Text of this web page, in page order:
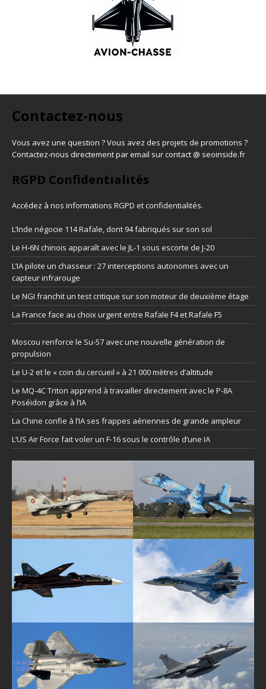
Contactez-nous
Vous avez une question ? Vous avez des projets de promotions ?
Contactez-nous directement par email sur contact @ seoinside.fr
RGPD Confidentialités
Accédez à nos informations RGPD et confidentialités.
L’Inde négocie 114 Rafale, dont 94 fabriqués sur son sol
Le H-6N chinois apparaît avec le JL-1 sous escorte de J-20
L’IA pilote un chasseur : 27 interceptions autonomes avec un
capteur infrarouge
Le NGI franchit un test critique sur son moteur de deuxième étage
La France face au choix urgent entre Rafale F4 et Rafale F5
Moscou renforce le Su-57 avec une nouvelle génération de
propulsion
Le U-2 et le « coin du cercueil » à 21 000 mètres d’altitude
Le MQ-4C Triton apprend à travailler directement avec le P-8A
Poséidon grâce à l’IA
La Chine confie à l’IA ses frappes aériennes de grande ampleur
L’US Air Force fait voler un F-16 sous le contrôle d’une IA